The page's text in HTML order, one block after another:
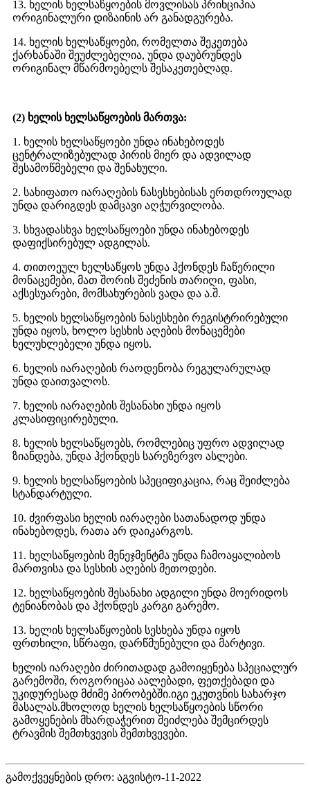
13. ხელის ხელსაწყოების მოვლისას პრინციპია
ორიგინალური დიზაინის არ განადგურება.
14. ხელის ხელსაწყოები, რომელთა შეკეთება
ქარხანაში შეუძლებელია, უნდა დაუბრუნდეს
ორიგინალ მწარმოებელს შესაკეთებლად.
(2) ხელის ხელსაწყოების მართვა:
1. ხელის ხელსაწყოები უნდა ინახებოდეს
ცენტრალიზებულად პირის მიერ და ადვილად
შესამოწმებელი და შენახული.
2. სახიფათო იარაღების ნასესხებისას ერთდროულად
უნდა დარიგდეს დამცავი აღჭურვილობა.
3. სხვადასხვა ხელსაწყოები უნდა ინახებოდეს
დაფიქსირებულ ადგილას.
4. თითოეულ ხელსაწყოს უნდა ჰქონდეს ჩაწერილი
მონაცემები, მათ შორის შეძენის თარიღი, ფასი,
აქსესუარები, მომსახურების ვადა და ა.შ.
5. ხელის ხელსაწყოების ნასესხები რეგისტრირებული
უნდა იყოს, ხოლო სესხის აღების მონაცემები
ხელუხლებელი უნდა იყოს.
6. ხელის იარაღების რაოდენობა რეგულარულად
უნდა დაითვალოს.
7. ხელის იარაღების შესანახი უნდა იყოს
კლასიფიცირებული.
8. ხელის ხელსაწყოებს, რომლებიც უფრო ადვილად
ზიანდება, უნდა ჰქონდეს სარეზერვო ასლები.
9. ხელის ხელსაწყოების სპეციფიკაცია, რაც შეიძლება
სტანდარტული.
10. ძვირფასი ხელის იარაღები სათანადოდ უნდა
ინახებოდეს, რათა არ დაიკარგოს.
11. ხელსაწყოების მენეჯმენტმა უნდა ჩამოაყალიბოს
მართვისა და სესხის აღების მეთოდები.
12. ხელსაწყოების შესანახი ადგილი უნდა მოერიდოს
ტენიანობას და ჰქონდეს კარგი გარემო.
13. ხელის ხელსაწყოების სესხება უნდა იყოს
ფრთხილი, სწრაფი, დარწმუნებული და მარტივი.
ხელის იარაღები ძირითადად გამოიყენება სპეციალურ
გარემოში, როგორიცაა აალებადი, ფეთქებადი და
უკიდურესად მძიმე პირობებში.იგი ეკუთვნის სახარჯო
მასალას.მხოლოდ ხელის ხელსაწყოების სწორი
გამოყენების მხარდაჭერით შეიძლება შემცირდეს
ტრავმის შემთხვევის შემთხვევები.
გამოქვეყნების დრო: აგვისტო-11-2022